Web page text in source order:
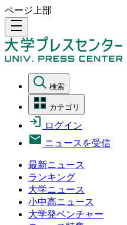
ページ上部
density_medium
検索
カテゴリ
ログイン
ニュースを受信
最新ニュース
ランキング
大学ニュース
小中高ニュース
大学発ベンチャー